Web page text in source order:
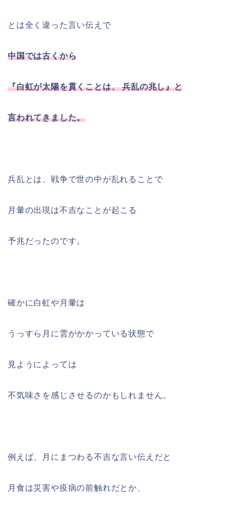
とは全く違った言い伝えで
中国では古くから
『白虹が太陽を貫くことは、 兵乱の兆し』と
言われてきました。
兵乱とは、戦争で世の中が乱れることで
月暈の出現は不吉なことが起こる
予兆だったのです。
確かに白虹や月暈は
うっすら月に雲がかかっている状態で
見ようによっては
不気味さを感じさせるのかもしれません。
例えば、月にまつわる不吉な言い伝えだと
月食は災害や疫病の前触れだとか、